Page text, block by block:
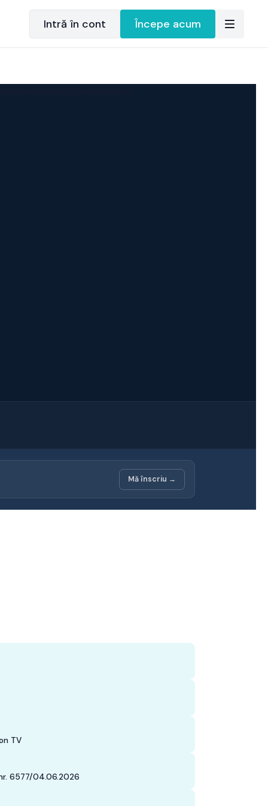
Intră în cont Începe acum
Mă înscriu →
TV
6577/04.06.2026